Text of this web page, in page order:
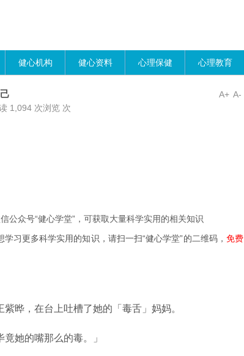
健心机构 健心资料 心理保健 心理教育
A-
A+
1,094 次浏览 次
公众号“健心学堂”，可获取大量科学实用的相关知识
习更多科学实用的知识，请扫一扫“健心学堂”的二维码， 免费
晔，在台上吐槽了她的「毒舌」妈妈。
她的嘴那么的毒。」